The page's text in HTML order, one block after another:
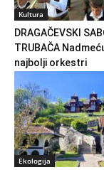
Kultura
DRAGAČEVSKI
TRUBAČA
najbolji orkestri
Ekologija